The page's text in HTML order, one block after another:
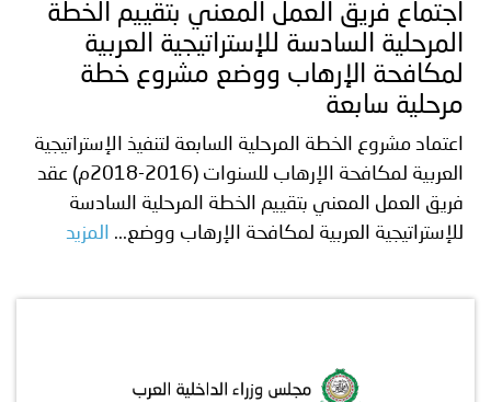
اجتماع فريق العمل المعني بتقييم الخطة
المرحلية السادسة للإستراتيجية العربية
لمكافحة الإرهاب ووضع مشروع خطة
مرحلية سابعة
اعتماد مشروع الخطة المرحلية السابعة لتنفيذ الإستراتيجية
العربية لمكافحة الإرهاب للسنوات (2016-2018م) عقد
فريق العمل المعني بتقييم الخطة المرحلية السادسة
للإستراتيجية العربية لمكافحة الإرهاب ووضع...
المزيد